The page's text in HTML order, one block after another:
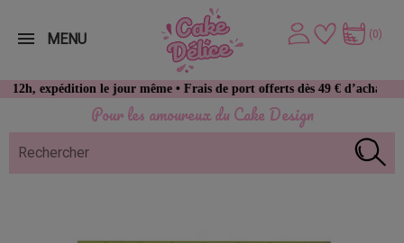
Pour les amoureux du Cake Design
le jour même • Frais de port offerts dès 49 € d’achat
(0)
MENU